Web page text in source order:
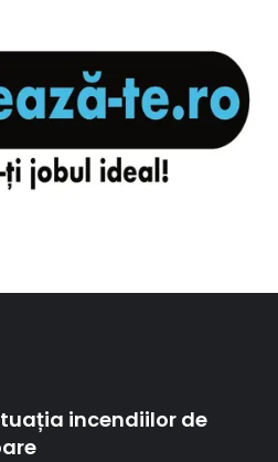
incendiilor de